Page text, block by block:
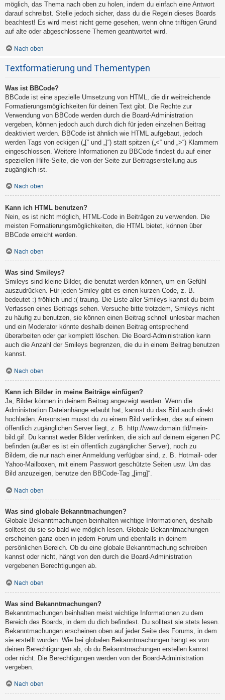
möglich, das Thema nach oben zu holen, indem du einfach eine Antwort
darauf schreibst. Stelle jedoch sicher, dass du die Regeln dieses Boards
beachtest! Es wird meist nicht gerne gesehen, wenn ohne triftigen Grund
auf alte oder abgeschlossene Themen geantwortet wird.
Nach oben
Textformatierung und Thementypen
Was ist BBCode?
BBCode ist eine spezielle Umsetzung von HTML, die dir weitreichende
Formatierungsmöglichkeiten für deinen Text gibt. Die Rechte zur
Verwendung von BBCode werden durch die Board-Administration
vergeben, können jedoch auch durch dich für jeden einzelnen Beitrag
deaktiviert werden. BBCode ist ähnlich wie HTML aufgebaut, jedoch
werden Tags von eckigen („[“ und „]“) statt spitzen („<“ und „>“) Klammern
eingeschlossen. Weitere Informationen zu BBCode findest du auf einer
speziellen Hilfe-Seite, die von der Seite zur Beitragserstellung aus
zugänglich ist.
Nach oben
Kann ich HTML benutzen?
Nein, es ist nicht möglich, HTML-Code in Beiträgen zu verwenden. Die
meisten Formatierungsmöglichkeiten, die HTML bietet, können über
BBCode erreicht werden.
Nach oben
Was sind Smileys?
Smileys sind kleine Bilder, die benutzt werden können, um ein Gefühl
auszudrücken. Für jeden Smiley gibt es einen kurzen Code, z. B.
bedeutet :) fröhlich und :( traurig. Die Liste aller Smileys kannst du beim
Verfassen eines Beitrags sehen. Versuche bitte trotzdem, Smileys nicht
zu häufig zu benutzen, sie können einen Beitrag schnell unlesbar machen
und ein Moderator könnte deshalb deinen Beitrag entsprechend
überarbeiten oder gar komplett löschen. Die Board-Administration kann
auch die Anzahl der Smileys begrenzen, die du in einem Beitrag benutzen
kannst.
Nach oben
Kann ich Bilder in meine Beiträge einfügen?
Ja, Bilder können in deinem Beitrag angezeigt werden. Wenn die
Administration Dateianhänge erlaubt hat, kannst du das Bild auch direkt
hochladen. Ansonsten musst du zu einem Bild verlinken, das auf einem
öffentlich zugänglichen Server liegt, z. B. http://www.domain.tld/mein-
bild.gif. Du kannst weder Bilder verlinken, die sich auf deinem eigenen PC
befinden (außer es ist ein öffentlich zugänglicher Server), noch zu
Bildern, die nur nach einer Anmeldung verfügbar sind, z. B. Hotmail- oder
Yahoo-Mailboxen, mit einem Passwort geschützte Seiten usw. Um das
Bild anzuzeigen, benutze den BBCode-Tag „[img]“.
Nach oben
Was sind globale Bekanntmachungen?
Globale Bekanntmachungen beinhalten wichtige Informationen, deshalb
solltest du sie so bald wie möglich lesen. Globale Bekanntmachungen
erscheinen ganz oben in jedem Forum und ebenfalls in deinem
persönlichen Bereich. Ob du eine globale Bekanntmachung schreiben
kannst oder nicht, hängt von den durch die Board-Administration
vergebenen Berechtigungen ab.
Nach oben
Was sind Bekanntmachungen?
Bekanntmachungen beinhalten meist wichtige Informationen zu dem
Bereich des Boards, in dem du dich befindest. Du solltest sie stets lesen.
Bekanntmachungen erscheinen oben auf jeder Seite des Forums, in dem
sie erstellt wurden. Wie bei globalen Bekanntmachungen hängt es von
deinen Berechtigungen ab, ob du Bekanntmachungen erstellen kannst
oder nicht. Die Berechtigungen werden von der Board-Administration
vergeben.
Nach oben